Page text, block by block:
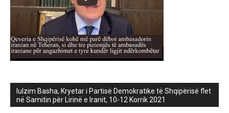
lulzim Basha, Kryetar i Partisë Demokratike të Shqipërisë flet
në Samitin për Lirinë e Iranit, 10-12 Korrik 2021